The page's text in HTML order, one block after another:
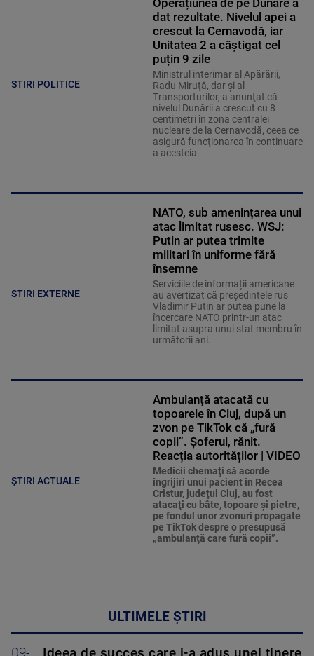
STIRI POLITICE
Operațiunea de pe Dunăre a
dat rezultate. Nivelul apei a
crescut la Cernavodă, iar
Unitatea 2 a câștigat cel
puțin 9 zile
Ministrul interimar al Apărării,
Radu Miruţă, dar şi al
Transporturilor, a anunţat că
nivelul Dunării a crescut cu 8
centimetri în zona centralei
nucleare de la Cernavodă, ceea ce
asigură funcţionarea în continuare
a acesteia.
STIRI EXTERNE
NATO, sub amenințarea unui
atac limitat rusesc. WSJ:
Putin ar putea trimite
militari în uniforme fără
însemne
Serviciile de informații americane
au avertizat că președintele rus
Vladimir Putin ar putea pune la
încercare NATO printr-un atac
limitat asupra unui stat membru în
următorii ani.
ȘTIRI ACTUALE
Ambulanță atacată cu
topoarele în Cluj, după un
zvon pe TikTok că „fură
copii”. Șoferul, rănit.
Reacția autorităților | VIDEO
Medicii chemaţi să acorde
îngrijiri unui pacient în Recea
Cristur, judeţul Cluj, au fost
atacaţi cu bâte, topoare şi pietre,
pe fondul unor zvonuri propagate
pe TikTok despre o presupusă
„ambulanţă care fură copii”.
ULTIMELE ȘTIRI